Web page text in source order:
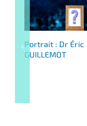
Portrait : Dr Éric
GUILLEMOT